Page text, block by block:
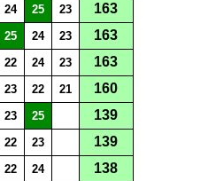
24 25 23 163
25 24 23 163
22 24 23 163
23 22 21 160
23 25 139
22 23 139
22 24 138